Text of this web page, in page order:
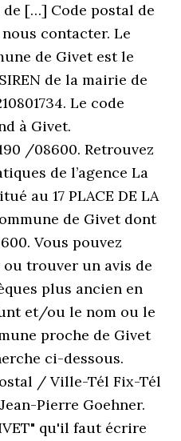
[…] Code postal de
contacter. Le
de Givet est le
de la mairie de
Le code
à Givet.
/08600. Retrouvez
de l’agence La
au 17 PLACE DE LA
de Givet dont
Vous pouvez
trouver un avis de
plus ancien en
et/ou le nom ou le
proche de Givet
ci-dessous.
/ Ville-Tél Fix-Tél
Pierre Goehner.
qu'il faut écrire